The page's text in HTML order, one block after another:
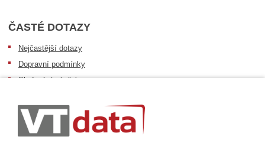
ČASTÉ DOTAZY
Nejčastější dotazy
Dopravní podmínky
Sledování zásilek
Informace k dostupnosti zboží
Obecné informace